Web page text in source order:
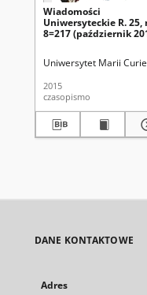
Wiadomości
Uniwersyteckie R. 25,
8=217 (październik
Uniwersytet Marii
2015
czasopismo
DANE KONTAKTOWE
Adres